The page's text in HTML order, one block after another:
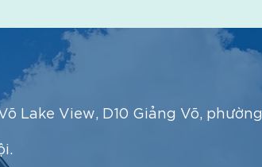
Lake View, D10 Giảng Võ, phường